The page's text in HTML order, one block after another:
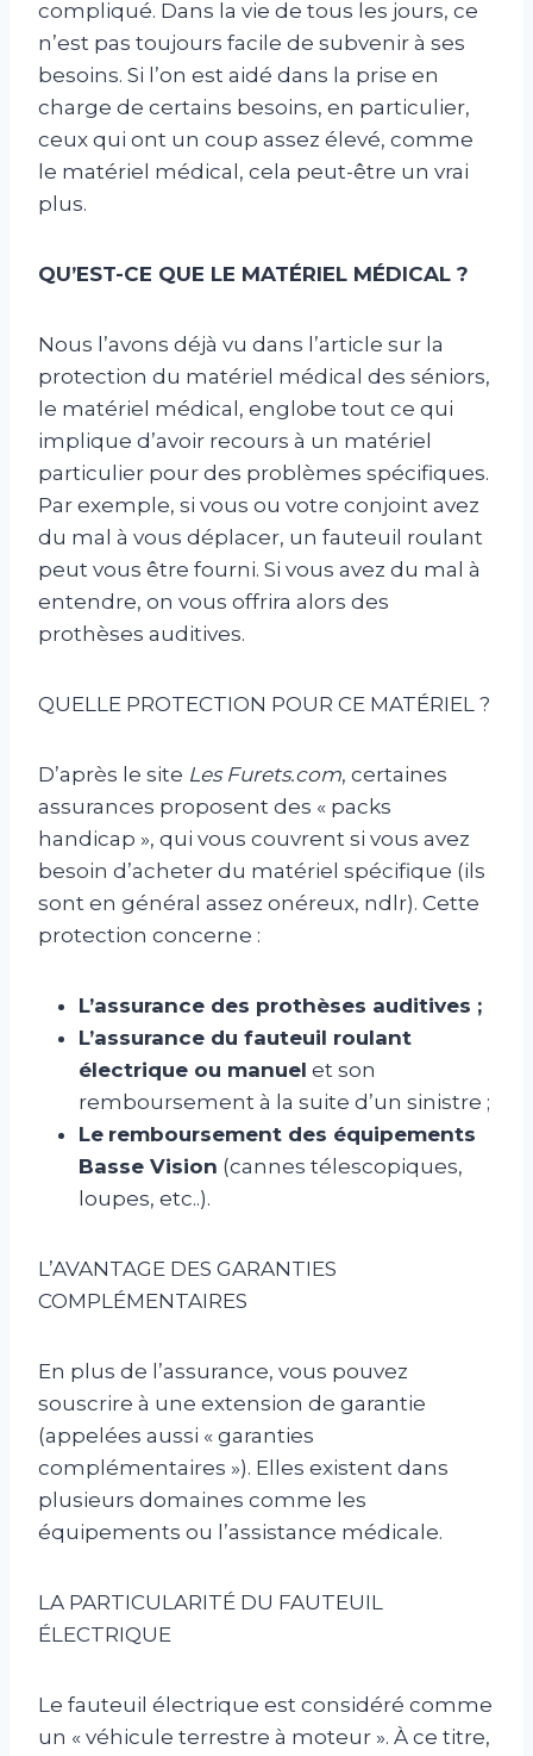
compliqué. Dans la vie de tous les jours, ce
n’est pas toujours facile de subvenir à ses
besoins. Si l’on est aidé dans la prise en
charge de certains besoins, en particulier,
ceux qui ont un coup assez élevé, comme
le matériel médical, cela peut-être un vrai
plus.
QU’EST-CE QUE LE MATÉRIEL MÉDICAL ?
Nous l’avons déjà vu dans l’article sur la
protection du matériel médical des séniors,
le matériel médical, englobe tout ce qui
implique d’avoir recours à un matériel
particulier pour des problèmes spécifiques.
Par exemple, si vous ou votre conjoint avez
du mal à vous déplacer, un fauteuil roulant
peut vous être fourni. Si vous avez du mal à
entendre, on vous offrira alors des
prothèses auditives.
QUELLE PROTECTION POUR CE MATÉRIEL ?
D’après le site Les Furets.com, certaines
assurances proposent des « packs
handicap », qui vous couvrent si vous avez
besoin d’acheter du matériel spécifique (ils
sont en général assez onéreux, ndlr). Cette
protection concerne :
L’assurance des prothèses auditives ;
L’assurance du fauteuil roulant
électrique ou manuel et son
remboursement à la suite d’un sinistre ;
Le remboursement des équipements
Basse Vision (cannes télescopiques,
loupes, etc..).
L’AVANTAGE DES GARANTIES
COMPLÉMENTAIRES
En plus de l’assurance, vous pouvez
souscrire à une extension de garantie
(appelées aussi « garanties
complémentaires »). Elles existent dans
plusieurs domaines comme les
équipements ou l’assistance médicale.
LA PARTICULARITÉ DU FAUTEUIL
ÉLECTRIQUE
Le fauteuil électrique est considéré comme
un « véhicule terrestre à moteur ». À ce titre,